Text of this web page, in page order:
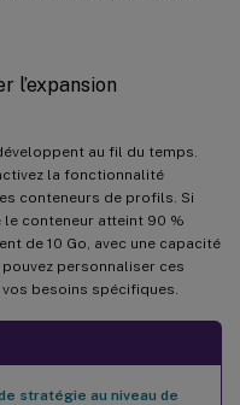
l’expansion
au fil du temps.
la fonctionnalité
conteneurs de profils. Si
conteneur atteint 90 %
de 10 Go, avec une capacité
personnaliser ces
besoins spécifiques.
stratégie au niveau de